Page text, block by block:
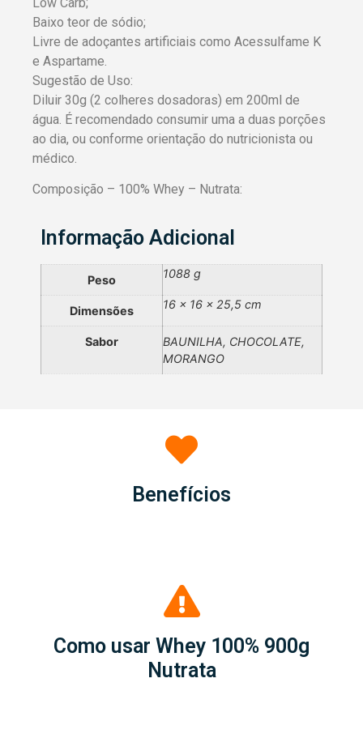
Baixo teor de sódio;
Livre de adoçantes artificiais como Acessulfame K
e Aspartame.
Sugestão de Uso:
Diluir 30g (2 colheres dosadoras) em 200ml de
água. É recomendado consumir uma a duas porções
ao dia, ou conforme orientação do nutricionista ou
médico.
Composição – 100% Whey – Nutrata:
Informação Adicional
Peso 1088 g
Dimensões 16 × 16 × 25,5 cm
Sabor
BAUNILHA, CHOCOLATE,
MORANGO
Benefícios
Como usar Whey 100% 900g
Nutrata